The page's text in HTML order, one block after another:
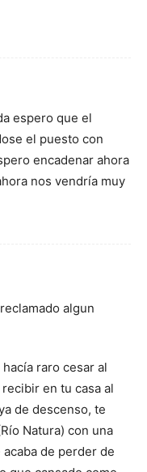
espero que el
el puesto con
encadenar ahora
nos vendría muy
algun
raro cesar al
en tu casa al
de descenso, te
Natura) con una
de perder de